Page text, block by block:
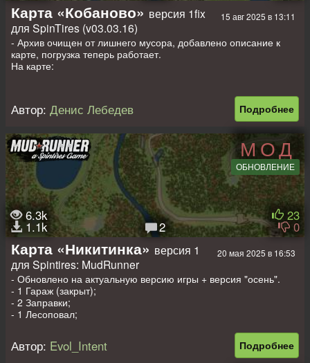
15 авг 2025 в 13:11
Карта «Кобаново» версия 1fix
для SpinTires (v03.03.16)
- Архив очищен от лишнего мусора, добавлено описание к
карте, погрузка теперь работает.
На карте:
- 2 заправки;
- 10 точек разведки;
- 5 слотов для выбора авто.
Размер карты: 1х1 км.
Подробнее
Автор: Денис Лебедев
МОД
ОБНОВЛЕНИЕ
6.3k
1.1k 2
23
0
20 мая 2025 в 16:53
Карта «Никитинка» версия 1
для Spintires: MudRunner
- Обновлено на актуальную версию игры + версия "осень".
- 1 Гараж (закрыт);
- 2 Заправки;
- 1 Лесоповал;
- 9 Точек разведки;
Подробнее
Автор: Evol_Intent